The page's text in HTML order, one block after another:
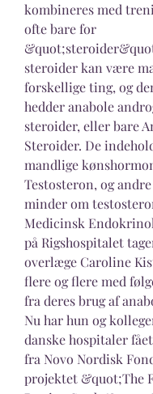
kombineres med
ofte bare for
steroider kan være
forskellige ting, og
hedder anabole
steroider, eller bare
Steroider. De
mandlige
Testosteron, og
minder om
Medicinsk
på Rigshospitalet
overlæge Caroline
flere og flere med
fra deres brug af
Nu har hun og
danske hospitaler
fra Novo Nordisk
projektet &quot;The